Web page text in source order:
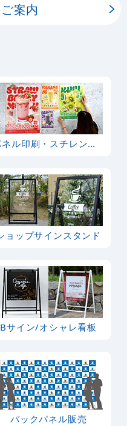
案内
パネル印刷・スチレンボード
ョップサインスタンド
Bサイン/オシャレ看板
バックパネル販売